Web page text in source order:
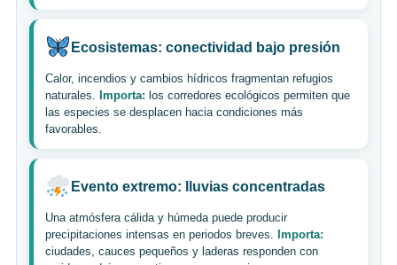
Ecosistemas: conectividad bajo presión
Calor, incendios y cambios hídricos fragmentan refugios
naturales. Importa: los corredores ecológicos permiten que
las especies se desplacen hacia condiciones más
favorables.
Evento extremo: lluvias concentradas
Una atmósfera cálida y húmeda puede producir
precipitaciones intensas en periodos breves. Importa:
ciudades, cauces pequeños y laderas responden con